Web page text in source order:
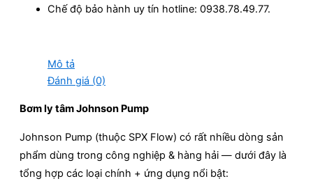
Chế độ bảo hành uy tín hotline: 0938.78.49.77.
Mô tả
Đánh giá (0)
Bơm ly tâm Johnson Pump
Johnson Pump (thuộc SPX Flow) có rất nhiều dòng sản
phẩm dùng trong công nghiệp & hàng hải — dưới đây là
tổng hợp các loại chính + ứng dụng nổi bật: